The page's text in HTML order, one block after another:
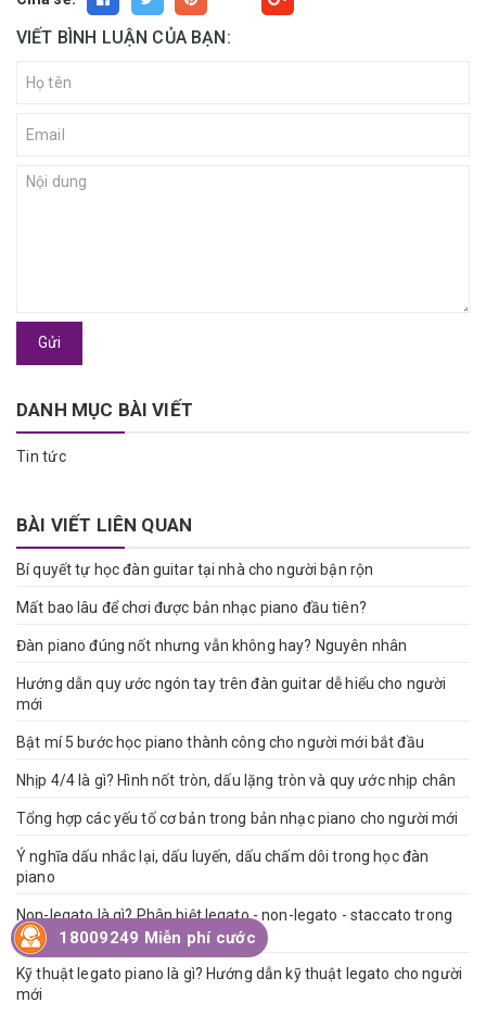
VIẾT BÌNH LUẬN CỦA BẠN:
Gửi
DANH MỤC BÀI VIẾT
Tin tức
BÀI VIẾT LIÊN QUAN
Bí quyết tự học đàn guitar tại nhà cho người bận rộn
Mất bao lâu để chơi được bản nhạc piano đầu tiên?
Đàn piano đúng nốt nhưng vẫn không hay? Nguyên nhân
Hướng dẫn quy ước ngón tay trên đàn guitar dễ hiểu cho người
mới
Bật mí 5 bước học piano thành công cho người mới bắt đầu
Nhịp 4/4 là gì? Hình nốt tròn, dấu lặng tròn và quy ước nhịp chân
Tổng hợp các yếu tố cơ bản trong bản nhạc piano cho người mới
Ý nghĩa dấu nhắc lại, dấu luyến, dấu chấm dôi trong học đàn
piano
Non-legato là gì? Phân biệt legato - non-legato - staccato trong
học piano
Kỹ thuật legato piano là gì? Hướng dẫn kỹ thuật legato cho người
mới
18009249 Miễn phí cước